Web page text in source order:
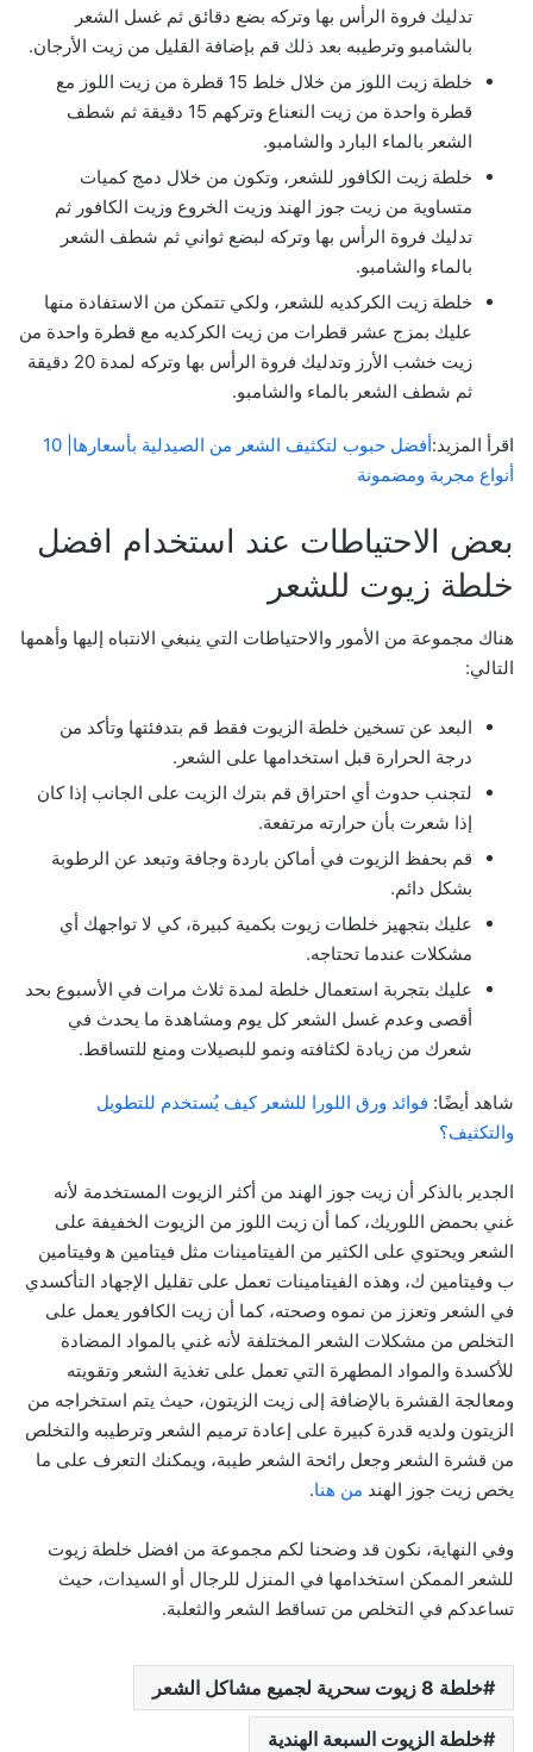
تدليك فروة الرأس بها وتركه بضع دقائق ثم غسل الشعر
بالشامبو وترطيبه بعد ذلك قم بإضافة القليل من زيت الأرجان.
خلطة زيت اللوز من خلال خلط 15 قطرة من زيت اللوز مع
قطرة واحدة من زيت النعناع وتركهم 15 دقيقة ثم شطف
الشعر بالماء البارد والشامبو.
خلطة زيت الكافور للشعر، وتكون من خلال دمج كميات
متساوية من زيت جوز الهند وزيت الخروع وزيت الكافور ثم
تدليك فروة الرأس بها وتركه لبضع ثواني ثم شطف الشعر
بالماء والشامبو.
خلطة زيت الكركديه للشعر، ولكي تتمكن من الاستفادة منها
عليك بمزج عشر قطرات من زيت الكركديه مع قطرة واحدة من
زيت خشب الأرز وتدليك فروة الرأس بها وتركه لمدة 20 دقيقة
ثم شطف الشعر بالماء والشامبو.
اقرأ المزيد:
أفضل حبوب لتكثيف الشعر من الصيدلية بأسعارها| 10
أنواع مجربة ومضمونة
بعض الاحتياطات عند استخدام افضل
خلطة زيوت للشعر
هناك مجموعة من الأمور والاحتياطات التي ينبغي الانتباه إليها وأهمها
التالي:
البعد عن تسخين خلطة الزيوت فقط قم بتدفئتها وتأكد من
درجة الحرارة قبل استخدامها على الشعر.
لتجنب حدوث أي احتراق قم بترك الزيت على الجانب إذا كان
إذا شعرت بأن حرارته مرتفعة.
قم بحفظ الزيوت في أماكن باردة وجافة وتبعد عن الرطوبة
بشكل دائم.
عليك بتجهيز خلطات زيوت بكمية كبيرة، كي لا تواجهك أي
مشكلات عندما تحتاجه.
عليك بتجربة استعمال خلطة لمدة ثلاث مرات في الأسبوع بحد
أقصى وعدم غسل الشعر كل يوم ومشاهدة ما يحدث في
شعرك من زيادة لكثافته ونمو للبصيلات ومنع للتساقط.
شاهد أيضًا: فوائد ورق اللورا للشعر كيف يُستخدم للتطويل
والتكثيف؟
الجدير بالذكر أن زيت جوز الهند من أكثر الزيوت المستخدمة لأنه
غني بحمض اللوريك، كما أن زيت اللوز من الزيوت الخفيفة على
الشعر ويحتوي على الكثير من الفيتامينات مثل فيتامين ه‍ وفيتامين
ب وفيتامين ك، وهذه الفيتامينات تعمل على تقليل الإجهاد التأكسدي
في الشعر وتعزز من نموه وصحته، كما أن زيت الكافور يعمل على
التخلص من مشكلات الشعر المختلفة لأنه غني بالمواد المضادة
للأكسدة والمواد المطهرة التي تعمل على تغذية الشعر وتقويته
ومعالجة القشرة بالإضافة إلى زيت الزيتون، حيث يتم استخراجه من
الزيتون ولديه قدرة كبيرة على إعادة ترميم الشعر وترطيبه والتخلص
من قشرة الشعر وجعل رائحة الشعر طيبة، ويمكنك التعرف على ما
يخص زيت جوز الهند من هنا.
وفي النهاية، نكون قد وضحنا لكم مجموعة من افضل خلطة زيوت
للشعر الممكن استخدامها في المنزل للرجال أو السيدات، حيث
تساعدكم في التخلص من تساقط الشعر والثعلبة.
خلطة 8 زيوت سحرية لجميع مشاكل الشعر
خلطة الزيوت السبعة الهندية